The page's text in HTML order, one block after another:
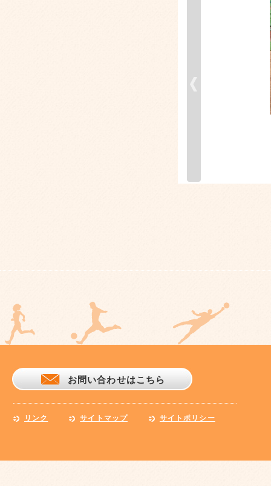
お問い合わせはこちら
リンク サイトマップ サイトポリシー